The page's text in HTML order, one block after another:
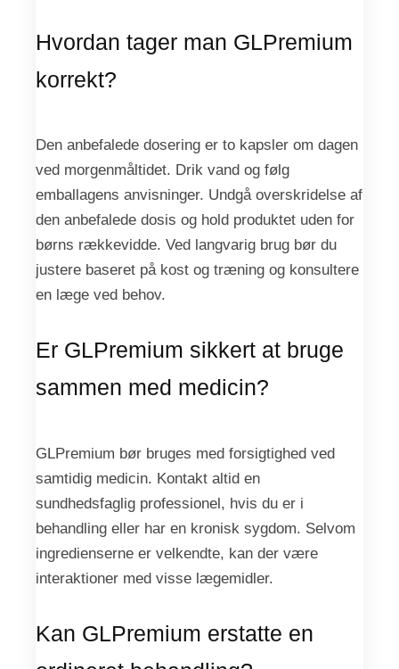
Hvordan tager man GLPremium
korrekt?
Den anbefalede dosering er to kapsler om dagen
ved morgenmåltidet. Drik vand og følg
emballagens anvisninger. Undgå overskridelse af
den anbefalede dosis og hold produktet uden for
børns rækkevidde. Ved langvarig brug bør du
justere baseret på kost og træning og konsultere
en læge ved behov.
Er GLPremium sikkert at bruge
sammen med medicin?
GLPremium bør bruges med forsigtighed ved
samtidig medicin. Kontakt altid en
sundhedsfaglig professionel, hvis du er i
behandling eller har en kronisk sygdom. Selvom
ingredienserne er velkendte, kan der være
interaktioner med visse lægemidler.
Kan GLPremium erstatte en